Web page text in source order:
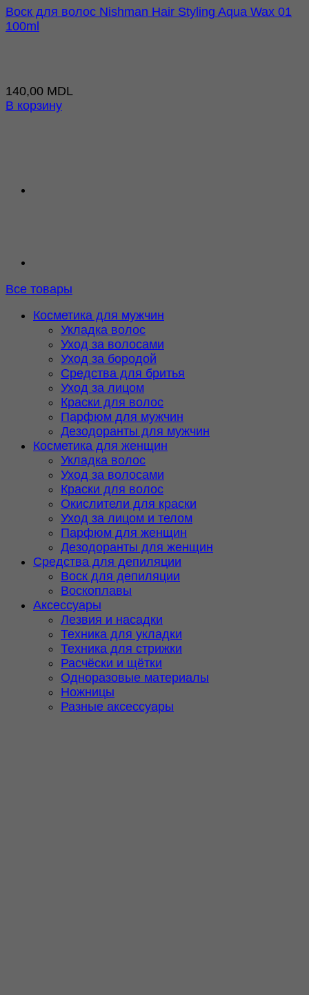
Воск для волос Nishman Hair Styling Aqua Wax 01
100ml
140,00 MDL
В корзину
Все товары
Косметика для мужчин
Укладка волос
Уход за волосами
Уход за бородой
Средства для бритья
Уход за лицом
Краски для волос
Парфюм для мужчин
Дезодоранты для мужчин
Косметика для женщин
Укладка волос
Уход за волосами
Краски для волос
Окислители для краски
Уход за лицом и телом
Парфюм для женщин
Дезодоранты для женщин
Средства для депиляции
Воск для депиляции
Воскоплавы
Аксессуары
Лезвия и насадки
Техника для укладки
Техника для стрижки
Расчёски и щётки
Одноразовые материалы
Ножницы
Разные аксессуары